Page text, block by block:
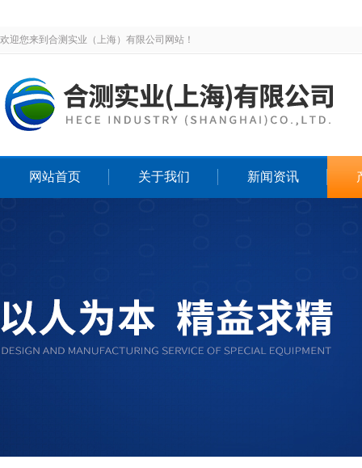
欢迎您来到合测实业（上海）有限公司网站！
网站首页 关于我们 新闻资讯